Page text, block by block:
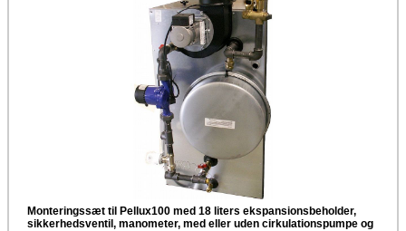
Monteringssæt til Pellux100 med 18 liters ekspansionsbeholder,
sikkerhedsventil, manometer, med eller uden cirkulationspumpe og